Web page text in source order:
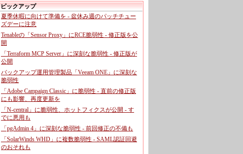
ピックアップ
夏季休暇に向けて準備を - 盆休み週のパッチチュー
ズデーに注意
Tenableの「Sensor Proxy」にRCE脆弱性 - 修正版を公
開
「Terraform MCP Server」に深刻な脆弱性 - 修正版が
公開
バックアップ運用管理製品「Veeam ONE」に深刻な
脆弱性
「Adobe Campaign Classic」に脆弱性 - 直前の修正版
にも影響、再度更新を
「N-central」に脆弱性、ホットフィクスが公開 - す
でに悪用も
「pgAdmin 4」に深刻な脆弱性 - 前回修正の不備も
「SolarWinds WHD」に複数脆弱性 - SAML認証回避
のおそれも